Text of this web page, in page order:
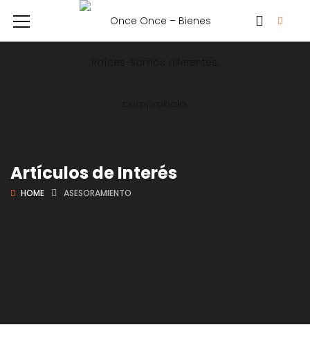
Artículos de Interés
HOME ASESORAMIENTO